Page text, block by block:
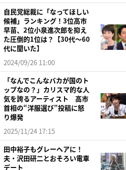
自民党総裁に「なってほしい
候補」ランキング！3位高市
早苗、2位小泉進次郎を抑え
た圧倒的1位は？【30代〜60
代に聞いた】
2024/09/26 11:00
「なんでこんなバカが国のト
ップなの？」カリスマ的な人
気を誇るアーティスト 高市
首相の“洋服選び”投稿に怒
り爆発
2025/11/24 17:15
田中裕子もグレーヘアに！
夫・沢田研二とおそろい電車
デート